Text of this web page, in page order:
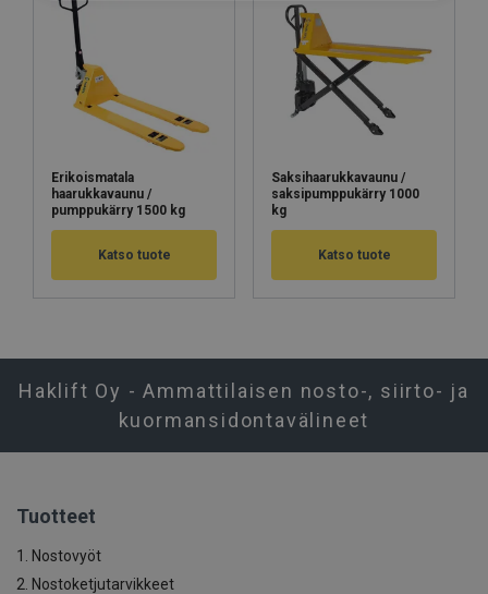
Erikoismatala
haarukkavaunu /
pumppukärry 1500 kg
Katso tuote
Saksihaarukkavaunu /
saksipumppukärry 1000
kg
Katso tuote
Haklift Oy - Ammattilaisen nosto-, siirto- ja
kuormansidontavälineet
Tuotteet
1. Nostovyöt
2. Nostoketjutarvikkeet